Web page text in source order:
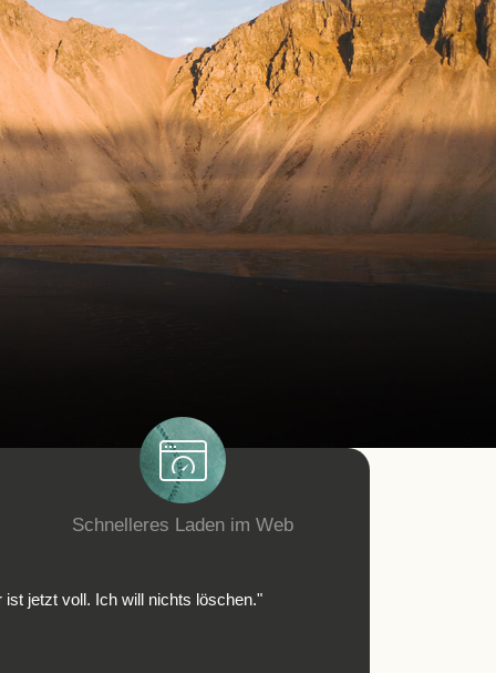
Schnelleres Laden im Web
jetzt voll. Ich will nichts löschen."